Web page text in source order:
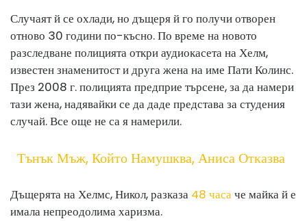
Случаят й се охлади, но дъщеря й го получи отворен
отново 30 години по-късно. По време на новото
разследване полицията откри аудиокасета на Хелм,
известен знаменитост и друга жена на име Пати Колинс.
През 2008 г. полицията предприе търсене, за да намери
тази жена, надявайки се да даде представа за студения
случай. Все още не са я намерили.
Тънък Мъж, Който Намушква, Аниса Отказва
Дъщерята на Хелмс, Никол, разказа 48 часаче майка й е
имала непреодолима харизма.